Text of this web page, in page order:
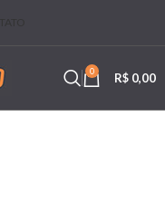
0 R$ 0,00